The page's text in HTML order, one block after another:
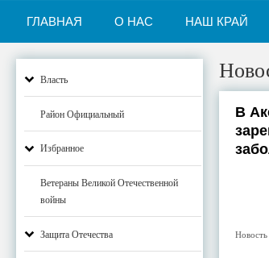
ГЛАВНАЯ О НАС НАШ КРАЙ
Власть
Район Официальный
Избранное
Ветераны Великой Отечественной
войны
Защита Отечества
В